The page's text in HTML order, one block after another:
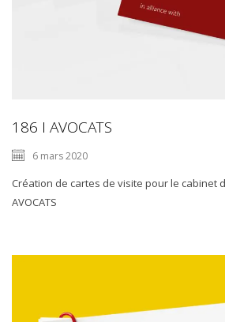
186 I AVOCATS
6 mars 2020
Création de cartes de visite pour le cabinet
AVOCATS